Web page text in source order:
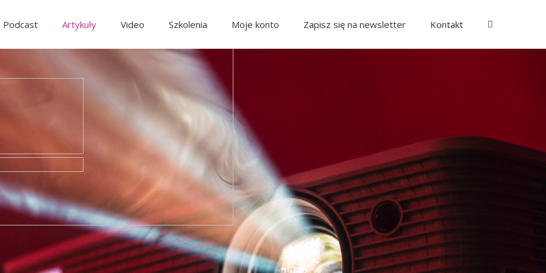
Podcast Artykuły Video Szkolenia Moje konto Zapisz się na newsletter Kontakt